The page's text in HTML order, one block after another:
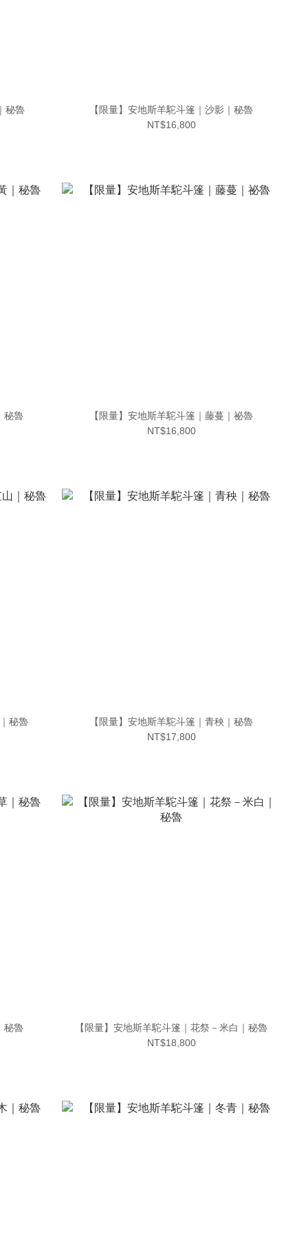
秘魯
【限量】安地斯羊駝斗篷｜沙影｜秘魯
NT$16,800
秘魯
【限量】安地斯羊駝斗篷｜藤蔓｜祕魯
NT$16,800
秘魯
【限量】安地斯羊駝斗篷｜青秧｜秘魯
NT$17,800
秘魯
【限量】安地斯羊駝斗篷｜花祭－米白｜秘魯
NT$18,800